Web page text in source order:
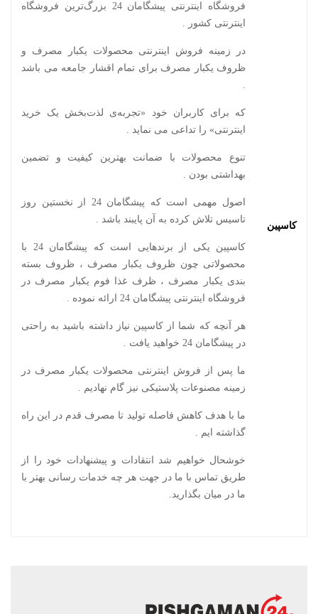
کاسپین
فروشگاه اینترنتی پیشگامان 24 بزرگ‌ترین فروشگاه
اینترنتی کشور .
در زمینه فروش اینترنتی محصولات یکبار مصرف و
ظروف یکبار مصرف برای تمام اقشار جامعه می باشد
.
که برای کاربران خود «تجربه‌ی لذت‌بخش یک خرید
اینترنتی» را تداعی می‌ نماید .
تنوع محصولات با ضمانت بهترین کیفیت و تضمین
بهداشتی بودن .
اصول مهمی است که پیشگامان 24 از نخستین روز
تاسیس تلاش کرده به آن پایبند باشد .
کاسپین یکی از برندهایی است که پیشگامان 24 با
محصولاتی چون ظروف یکبار مصرف ، ظروف بسته
بندی یکبار مصرف ، ظرف غذا فوم یکبار مصرف در
فروشگاه اینترنتی پیشگامان 24 ارائه نموده .
هر آنچه که شما از کاسپین نیاز داشته باشید به راحتی
در پیشگامان 24 خواهید یافت .
ما پس از فروش اینترنتی محصولات یکبار مصرف در
زمینه مصنوعات پلاستیکی نیز گام نهادیم .
ما با هدف کاهش فاصله تولید تا مصرف قدم در این راه
گذاشته ایم .
خوشحال خواهیم شد انتقادات و پیشنهادات خود را از
طریق تماس با ما در جهت هر چه خدمات رسانی بهتر با
ما در میان بگذارید.